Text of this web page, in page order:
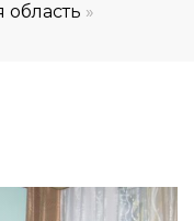
область »